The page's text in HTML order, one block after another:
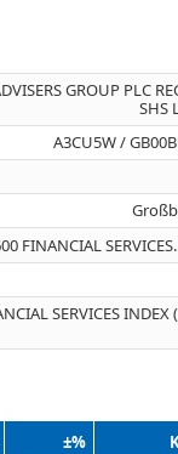
GROUP PLC
SHS
A3CU5W /
FINANCIAL
SERVICES INDEX
±%